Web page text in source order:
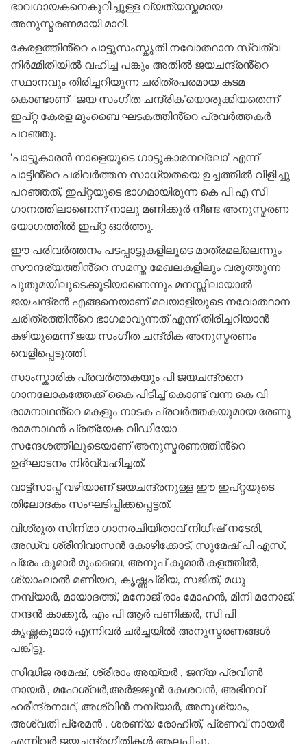
ഭാവഗായകനെകുറിച്ചുള്ള വ്യത്യസ്തമായ
അനുസ്മരണമായി മാറി.
കേരളത്തിൻ്റെ പാട്ടുസംസ്കൃതി നവോത്ഥാന സ്വത്വ
നിർമ്മിതിയിൽ വഹിച്ച പങ്കും അതിൽ ജയചന്ദ്രൻ്റെ
സ്ഥാനവും തിരിച്ചറിയുന്ന ചരിത്രപരമായ കടമ
കൊണ്ടാണ് ‘ജയ സംഗീത ചന്ദ്രിക’യൊരുക്കിയതെന്ന്
ഇപ്റ്റ കേരള മുംബൈ ഘടകത്തിൻ്റെ പ്രവർത്തകർ
പറഞ്ഞു.
‘പാട്ടുകാരൻ നാളെയുടെ ഗാട്ടുകാരനല്ലോ’ എന്ന്
പാട്ടിൻ്റെ പരിവർത്തന സാധ്യതയെ ഉച്ചത്തിൽ വിളിച്ചു
പറഞ്ഞത്, ഇപ്റ്റയുടെ ഭാഗമായിരുന്ന കെ പി എ സി
ഗാനത്തിലാണെന്ന് നാലു മണിക്കൂർ നീണ്ട അനുസ്മരണ
യോഗത്തിൽ ഇപ്റ്റ ഓർത്തു.
ഈ പരിവർത്തനം പടപ്പാട്ടുകളിലൂടെ മാത്രമല്ലെന്നും
സൗന്ദര്യത്തിൻ്റെ സമസ്ത മേഖലകളിലും വരുത്തുന്ന
പുതുമയിലൂടെക്കൂടിയാണെന്നും മനസ്സിലായാൽ
ജയചന്ദ്രൻ എങ്ങനെയാണ് മലയാളിയുടെ നവോത്ഥാന
ചരിത്രത്തിൻ്റെ ഭാഗമാവുന്നത് എന്ന് തിരിച്ചറിയാൻ
കഴിയുമെന്ന് ജയ സംഗീത ചന്ദ്രിക അനുസ്മരണം
വെളിപ്പെടുത്തി.
സാംസ്കാരിക പ്രവർത്തകയും പി ജയചന്ദ്രനെ
ഗാനലോകത്തേക്ക് കൈ പിടിച്ച് കൊണ്ട് വന്ന കെ വി
രാമനാഥൻ്റെ മകളും നാടക പ്രവർത്തകയുമായ രേണു
രാമനാഥൻ പ്രത്യേക വീഡിയോ
സന്ദേശത്തിലൂടെയാണ് അനുസ്മരണത്തിൻ്റെ
ഉദ്ഘാടനം നിർവ്വഹിച്ചത്.
വാട്ട്സാപ്പ് വഴിയാണ് ജയചന്ദ്രനുള്ള ഈ ഇപ്റ്റയുടെ
തിലോദകം സംഘടിപ്പിക്കപ്പെട്ടത്.
വിശ്രുത സിനിമാ ഗാനരചിയിതാവ് നിധീഷ് നടേരി,
അഡ്വ ശ്രീനിവാസൻ കോഴിക്കോട്, സുമേഷ് പി എസ്,
പ്രേം കുമാർ മുംബൈ, അനൂപ് കുമാർ കളത്തിൽ,
ശ്യാംലാൽ മണിയറ, കൃഷ്ണപ്രിയ, സജിത്, മധു
നമ്പ്യാർ, മായാദത്ത്, മനോജ് രാം മോഹൻ, മിനി മനോജ്,
നന്ദൻ കാക്കൂർ, എം പി ആർ പണിക്കർ, സി പി
കൃഷ്ണകുമാർ എന്നിവർ ചർച്ചയിൽ അനുസ്മരണങ്ങൾ
പങ്കിട്ടു.
സിദ്ധിജ രമേഷ്, ശ്രീരാം അയ്യർ , ജന്യ പ്രവീൺ
നായർ , മഹേശ്വർ,അർജ്ജുൻ കേശവൻ, അഭിനവ്
ഹരീന്ദ്രനാഥ്, അശ്വിൻ നമ്പ്യാർ, അനുശ്യാം,
അശ്വതി പ്രേമൻ , ശരണ്യ രോഹിത്, പ്രണവ് നായർ
എന്നിവർ ജയചന്ദ്രഗീതികൾ ആലപിച്ചു.